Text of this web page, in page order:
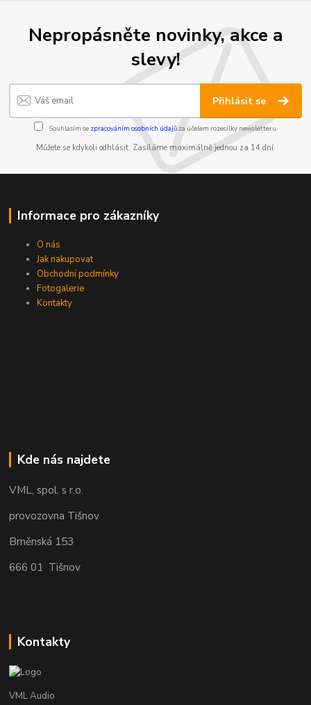
Nepropásněte novinky, akce a
slevy!
Přihlásit se
Souhlasím se zpracováním osobních údajůza účelem rozesílky newsletteru.
Můžete se kdykoli odhlásit. Zasíláme maximálně jednou za 14 dní.
Informace pro zákazníky
O nás
Jak nakupovat
Obchodní podmínky
Fotogalerie
Kontakty
Kde nás najdete
VML, spol. s r.o.
provozovna Tišnov
Brněnská 153
666 01 Tišnov
Kontakty
VML Audio